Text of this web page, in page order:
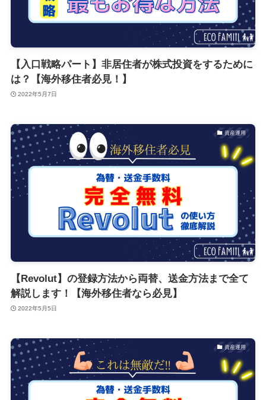
【入口戦略パート】非居住者が株式投資をするために
は？【海外移住者必見！】
2022年5月7日
資産運用
【Revolut】の登録方法から両替、送金方法まで全て
解説します！【海外移住者なら必見】
2022年5月5日
資産運用